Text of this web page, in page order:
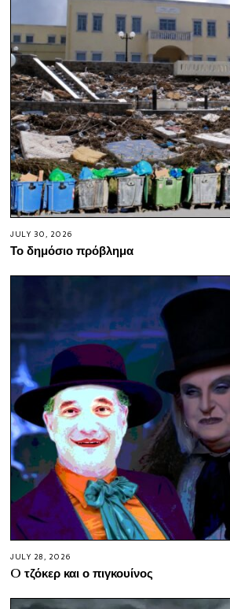
JULY 30, 2026
Το δημόσιο πρόβλημα
JULY 28, 2026
O τζόκερ και ο πιγκουίνος